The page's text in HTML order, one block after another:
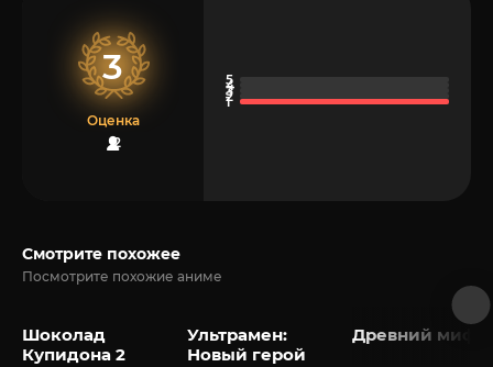
3
Оценка
2
Смотрите похожее
Посмотрите похожие аниме
Шоколад
Купидона 2
Ультрамен:
Новый герой
Древний миф